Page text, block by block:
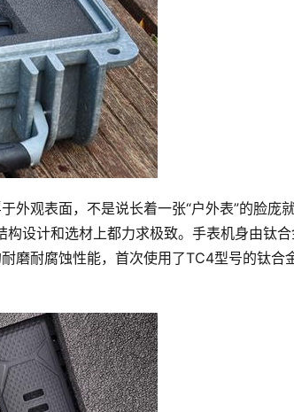
外观表面，不是说长着一张“户外表”的脸庞
设计和选材上都力求极致。手表机身由钛
磨耐腐蚀性能，首次使用了TC4型号的钛合